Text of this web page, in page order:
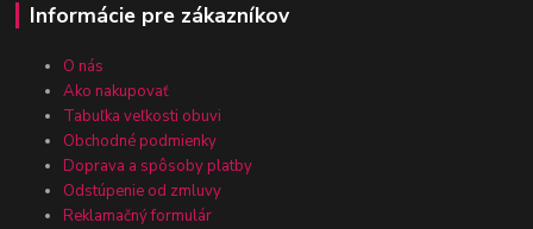
Informácie pre zákazníkov
O nás
Ako nakupovať
Tabuľka veľkosti obuvi
Obchodné podmienky
Doprava a spôsoby platby
Odstúpenie od zmluvy
Reklamačný formulár